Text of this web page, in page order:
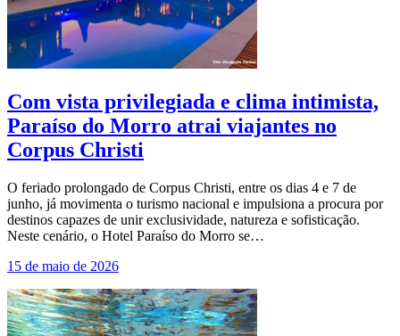
Com vista privilegiada e clima intimista,
Paraíso do Morro atrai viajantes no
Corpus Christi
O feriado prolongado de Corpus Christi, entre os dias 4 e 7 de
junho, já movimenta o turismo nacional e impulsiona a procura por
destinos capazes de unir exclusividade, natureza e sofisticação.
Neste cenário, o Hotel Paraíso do Morro se…
15 de maio de 2026